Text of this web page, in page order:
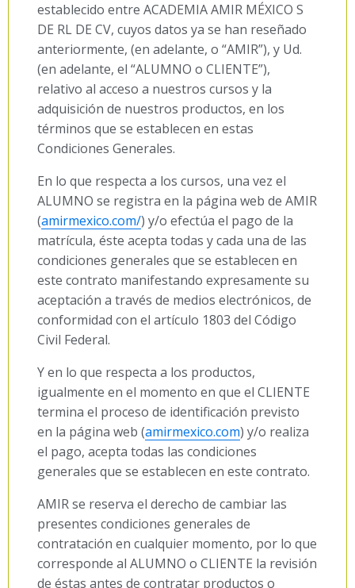
establecido entre ACADEMIA AMIR MÉXICO S
DE RL DE CV, cuyos datos ya se han reseñado
anteriormente, (en adelante, o “AMIR”), y Ud.
(en adelante, el “ALUMNO o CLIENTE”),
relativo al acceso a nuestros cursos y la
adquisición de nuestros productos, en los
términos que se establecen en estas
Condiciones Generales.
En lo que respecta a los cursos, una vez el
ALUMNO se registra en la página web de AMIR
(amirmexico.com/) y/o efectúa el pago de la
matrícula, éste acepta todas y cada una de las
condiciones generales que se establecen en
este contrato manifestando expresamente su
aceptación a través de medios electrónicos, de
conformidad con el artículo 1803 del Código
Civil Federal.
Y en lo que respecta a los productos,
igualmente en el momento en que el CLIENTE
termina el proceso de identificación previsto
en la página web (amirmexico.com) y/o realiza
el pago, acepta todas las condiciones
generales que se establecen en este contrato.
AMIR se reserva el derecho de cambiar las
presentes condiciones generales de
contratación en cualquier momento, por lo que
corresponde al ALUMNO o CLIENTE la revisión
de éstas antes de contratar productos o